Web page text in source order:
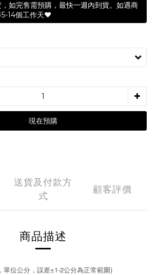
如完售需預購，最快一週內到貨。如遇商
5-14個工作天❤️
現在預購
送貨及付款方
式
顧客評價
商品描述
單位公分，誤差±1-2公分為正常範圍)